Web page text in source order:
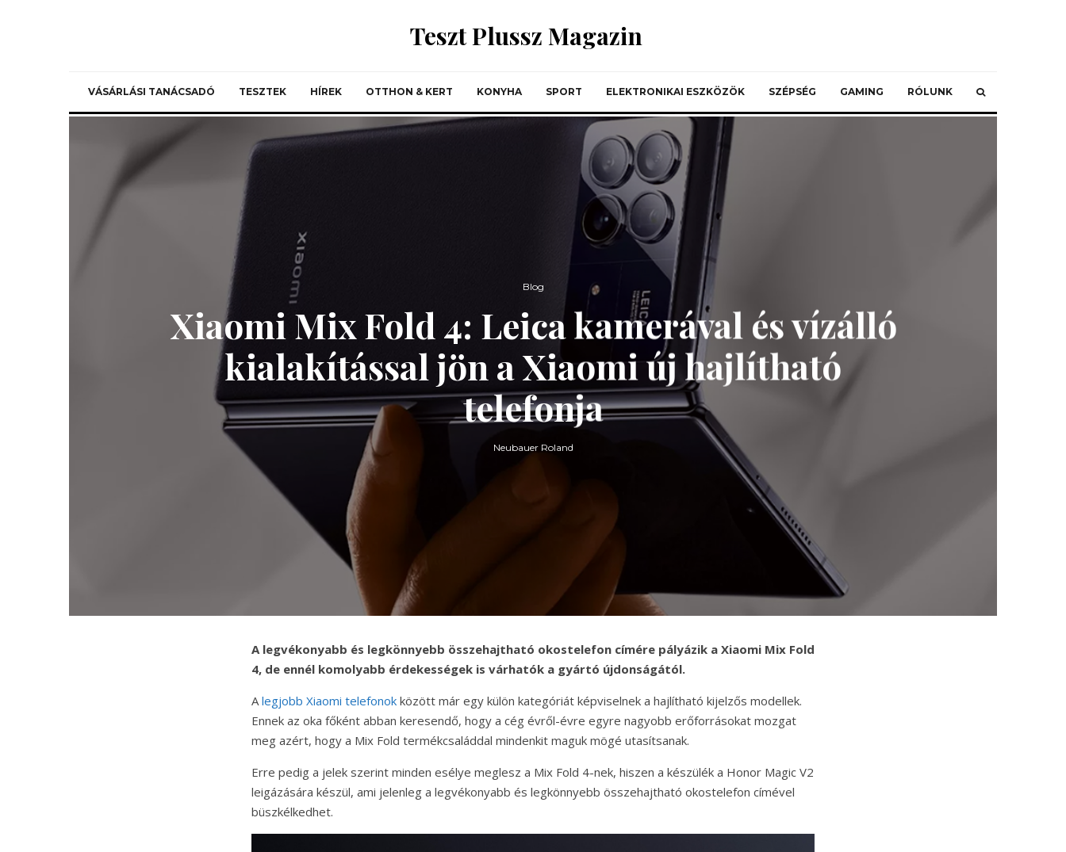
Teszt Plussz Magazin
VÁSÁRLÁSI TANÁCSADÓ TESZTEK HÍREK OTTHON & KERT KONYHA SPORT ELEKTRONIKAI ESZKÖZÖK SZÉPSÉG GAMING RÓLUNK
Blog
Xiaomi Mix Fold 4: Leica kamerával és vízálló
kialakítással jön a Xiaomi új hajlítható
telefonja
Neubauer Roland
A legvékonyabb és legkönnyebb összehajtható okostelefon címére pályázik a Xiaomi Mix Fold
4, de ennél komolyabb érdekességek is várhatók a gyártó újdonságától.
Alegjobb Xiaomi telefonok között már egy külön kategóriát képviselnek a hajlítható kijelzős modellek.
Ennek az oka főként abban keresendő, hogy a cég évről-évre egyre nagyobb erőforrásokat mozgat
meg azért, hogy a Mix Fold termékcsaláddal mindenkit maguk mögé utasítsanak.
Erre pedig a jelek szerint minden esélye meglesz a Mix Fold 4-nek, hiszen a készülék a Honor Magic V2
leigázására készül, ami jelenleg a legvékonyabb és legkönnyebb összehajtható okostelefon címével
büszkélkedhet.